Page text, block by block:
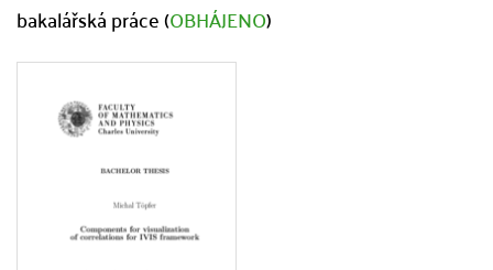
bakalářská práce (OBHÁJENO)